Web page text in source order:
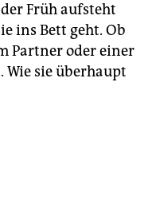
Früh aufsteht
ins Bett geht. Ob
Partner oder einer
sie überhaupt